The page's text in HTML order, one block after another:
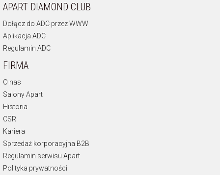
APART DIAMOND CLUB
Dołącz do ADC przez WWW
Aplikacja ADC
Regulamin ADC
FIRMA
O nas
Salony Apart
Historia
CSR
Kariera
Sprzedaż korporacyjna B2B
Regulamin serwisu Apart
Polityka prywatności